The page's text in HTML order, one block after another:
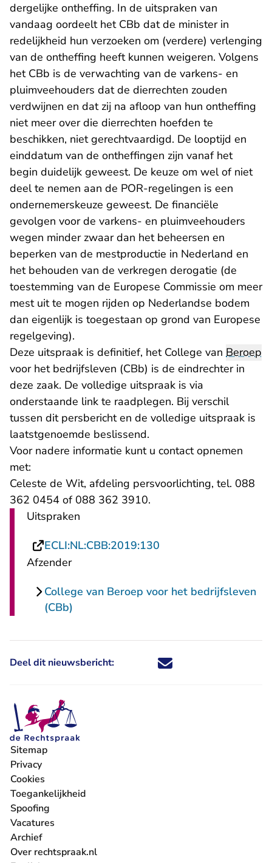
dergelijke ontheffing. In de uitspraken van
vandaag oordeelt het CBb dat de minister in
redelijkheid hun verzoeken om (verdere) verlenging
van de ontheffing heeft kunnen weigeren. Volgens
het CBb is de verwachting van de varkens- en
pluimveehouders dat de dierrechten zouden
verdwijnen en dat zij na afloop van hun ontheffing
niet meer over die dierrechten hoefden te
beschikken, niet gerechtvaardigd. De looptijd en
einddatum van de ontheffingen zijn vanaf het
begin duidelijk geweest. De keuze om wel of niet
deel te nemen aan de POR-regelingen is een
ondernemerskeuze geweest. De financiële
gevolgen voor de varkens- en pluimveehouders
wegen minder zwaar dan het beheersen en
beperken van de mestproductie in Nederland en
het behouden van de verkregen derogatie (de
toestemming van de Europese Commissie om meer
mest uit te mogen rijden op Nederlandse bodem
dan eigenlijk is toegestaan op grond van Europese
regelgeving).
Deze uitspraak is definitief, het College van Beroep
voor het bedrijfsleven (CBb) is de eindrechter in
deze zaak. De volledige uitspraak is via
onderstaande link te raadplegen. Bij verschil
tussen dit persbericht en de volledige uitspraak is
laatstgenoemde beslissend.
Voor nadere informatie kunt u contact opnemen
met:
Celeste de Wit, afdeling persvoorlichting, tel. 088
362 0454 of 088 362 3910.
Uitspraken
ECLI:NL:CBB:2019:130
Afzender
College van Beroep voor het bedrijfsleven
(CBb)
Deel dit nieuwsbericht: Deel dit nieuwsbericht via X -
Deel dit nieuwsbericht via
Deel dit nieuwsbericht
Deel dit
Sitemap
Privacy
Cookies
Toegankelijkheid
Spoofing
Vacatures
- U verlaat Rechtspraak.nl
Archief
Over rechtspraak.nl